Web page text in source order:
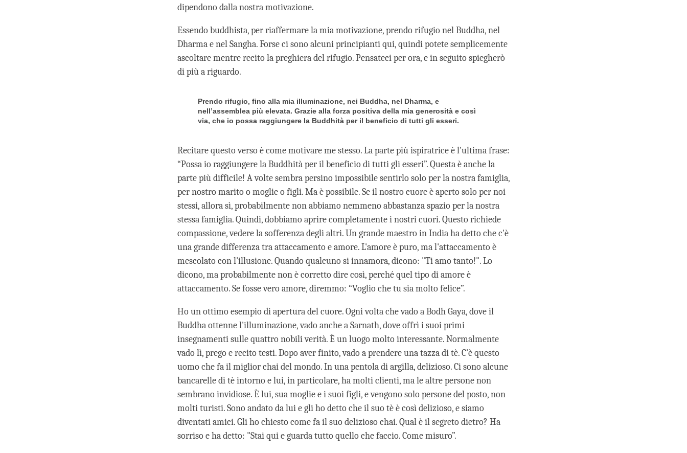
dipendono dalla nostra motivazione.
Essendo buddhista, per riaffermare la mia motivazione, prendo rifugio nel Buddha, nel
Dharma e nel Sangha. Forse ci sono alcuni principianti qui, quindi potete semplicemente
ascoltare mentre recito la preghiera del rifugio. Pensateci per ora, e in seguito spiegherò
di più a riguardo.
Prendo rifugio, fino alla mia illuminazione, nei Buddha, nel Dharma, e
nell’assemblea più elevata. Grazie alla forza positiva della mia generosità e così
via, che io possa raggiungere la Buddhità per il beneficio di tutti gli esseri.
Recitare questo verso è come motivare me stesso. La parte più ispiratrice è l'ultima frase:
“Possa io raggiungere la Buddhità per il beneficio di tutti gli esseri”. Questa è anche la
parte più difficile! A volte sembra persino impossibile sentirlo solo per la nostra famiglia,
per nostro marito o moglie o figli. Ma è possibile. Se il nostro cuore è aperto solo per noi
stessi, allora sì, probabilmente non abbiamo nemmeno abbastanza spazio per la nostra
stessa famiglia. Quindi, dobbiamo aprire completamente i nostri cuori. Questo richiede
compassione, vedere la sofferenza degli altri. Un grande maestro in India ha detto che c'è
una grande differenza tra attaccamento e amore. L'amore è puro, ma l'attaccamento è
mescolato con l'illusione. Quando qualcuno si innamora, dicono: "Ti amo tanto!". Lo
dicono, ma probabilmente non è corretto dire così, perché quel tipo di amore è
attaccamento. Se fosse vero amore, diremmo: “Voglio che tu sia molto felice”.
Ho un ottimo esempio di apertura del cuore. Ogni volta che vado a Bodh Gaya, dove il
Buddha ottenne l'illuminazione, vado anche a Sarnath, dove offrì i suoi primi
insegnamenti sulle quattro nobili verità. È un luogo molto interessante. Normalmente
vado lì, prego e recito testi. Dopo aver finito, vado a prendere una tazza di tè. C'è questo
uomo che fa il miglior chai del mondo. In una pentola di argilla, delizioso. Ci sono alcune
bancarelle di tè intorno e lui, in particolare, ha molti clienti, ma le altre persone non
sembrano invidiose. È lui, sua moglie e i suoi figli, e vengono solo persone del posto, non
molti turisti. Sono andato da lui e gli ho detto che il suo tè è così delizioso, e siamo
diventati amici. Gli ho chiesto come fa il suo delizioso chai. Qual è il segreto dietro? Ha
sorriso e ha detto: "Stai qui e guarda tutto quello che faccio. Come misuro”.